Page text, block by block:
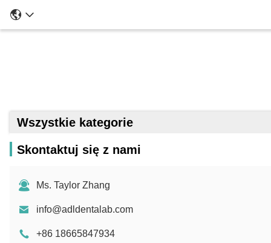
Wszystkie kategorie
Skontaktuj się z nami
Ms. Taylor Zhang
info@adldentalab.com
+86 18665847934